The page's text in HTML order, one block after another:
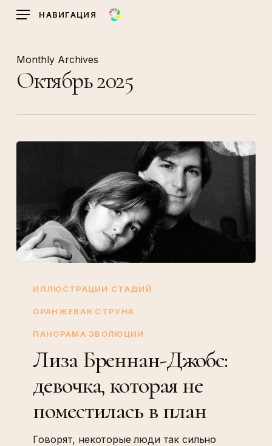
Skip
content
НАВИГАЦИЯ
Monthly Archives
Октябрь 2025
Бреннан-
которая
план
ИЛЛЮСТРАЦИИ СТАДИЙ
ОРАНЖЕВАЯ СТРУНА
ПАНОРАМА ЭВОЛЮЦИИ
Лиза Бреннан-Джобс:
девочка, которая не
поместилась в план
Говорят, некоторые люди так сильно